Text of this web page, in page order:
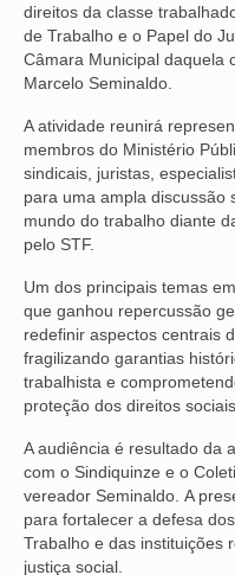
PRESIDENTE
RIBEIRÃO
SÃO JOSÉ DOS
SÃO JOSÉ DO
SOROCABA
BOLETIM
VÍDEOS
CONVÊNIOS
SINDICALIZE-SE
JURÍDICO
NÚCLEOS
direitos da classe
de Trabalho e o Papel do
Câmara Municipal daquela
Marcelo Seminaldo.
A atividade reunirá
membros do Ministério
sindicais, juristas,
para uma ampla discussão
mundo do trabalho diante
pelo STF.
Um dos principais temas
que ganhou repercussão
redefinir aspectos centrais
fragilizando garantias
trabalhista e
proteção dos direitos sociais.
A audiência é resultado da
com o Sindiquinze e o
vereador Seminaldo. A
para fortalecer a defesa
Trabalho e das instituições
justiça social.